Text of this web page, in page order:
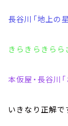
長谷川「地上の星
きらきらきらら
本仮屋・長谷川「
いきなり正解で